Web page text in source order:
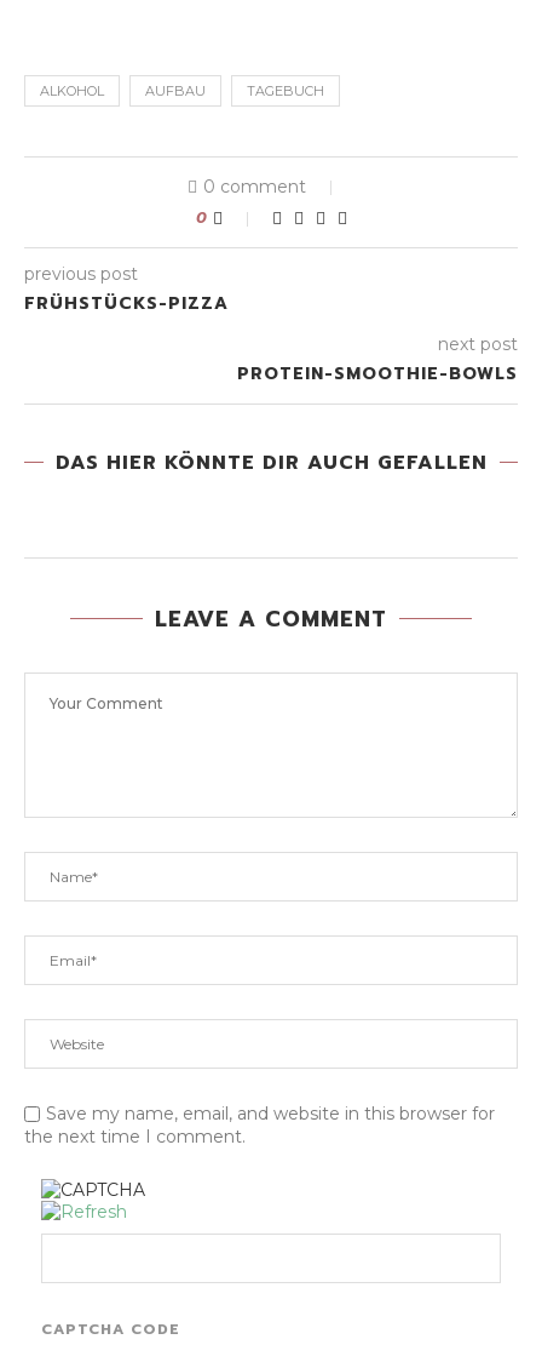
ALKOHOL AUFBAU TAGEBUCH
0 comment
0
previous post
FRÜHSTÜCKS-PIZZA
next post
PROTEIN-SMOOTHIE-BOWLS
DAS HIER KÖNNTE DIR AUCH GEFALLEN
LEAVE A COMMENT
Save my name, email, and website in this browser for
the next time I comment.
CAPTCHA CODE